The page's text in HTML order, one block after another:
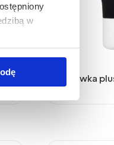
w
wybór opcji
Zabawka